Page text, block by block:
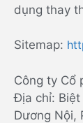
dụng thay
Sitemap:
Công ty Cổ
Địa chỉ: Biệt
Dương Nội,